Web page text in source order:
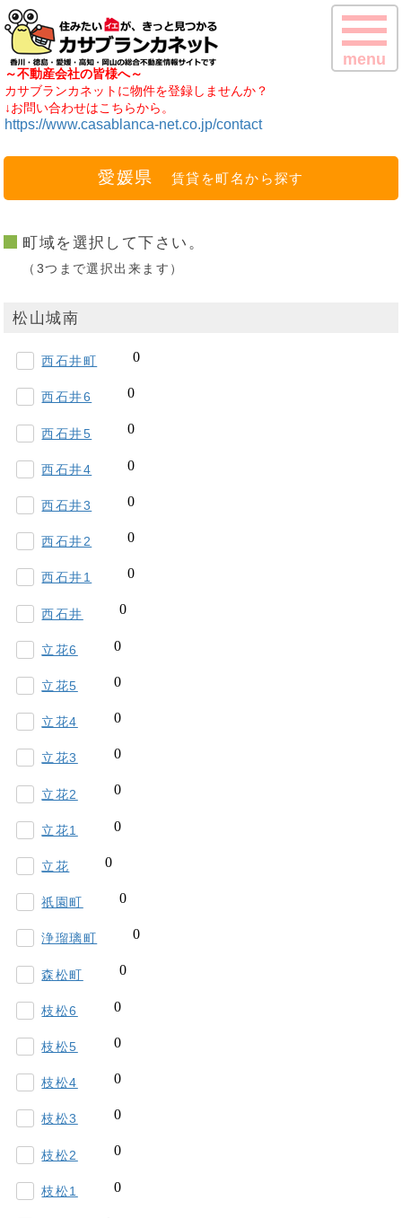
～不動産会社の皆様へ～
カサブランカネットに物件を登録しませんか？
↓お問い合わせはこちらから。
https://www.casablanca-net.co.jp/contact
menu
愛媛県 賃貸を町名から探す
町域を選択して下さい。
（3つまで選択出来ます）
松山城南
西石井町
西石井6
西石井5
西石井4
西石井3
西石井2
西石井1
西石井
立花6
立花5
立花4
立花3
立花2
立花1
立花
祇園町
浄瑠璃町
森松町
枝松6
枝松5
枝松4
枝松3
枝松2
枝松1